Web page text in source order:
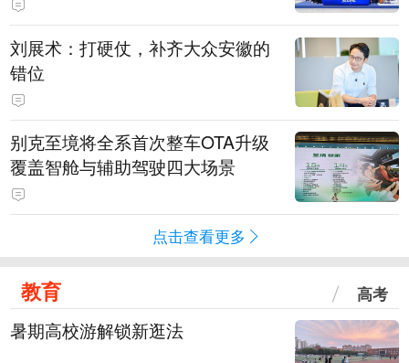
刘展术：打硬仗，补齐大众安徽的
错位
别克至境将全系首次整车OTA升级
覆盖智舱与辅助驾驶四大场景
点击查看更多
教育 高考
暑期高校游解锁新逛法